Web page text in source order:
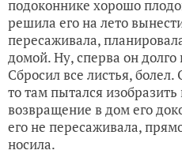
подоконнике хорошо
решила его на лето
пересаживала,
домой. Ну, сперва он
Сбросил все листья,
то там пытался
возвращение в дом его
его не пересаживала,
носила.